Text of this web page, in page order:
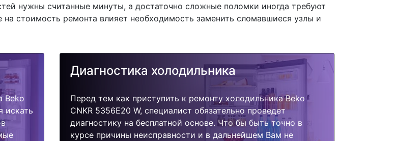
нужны считанные минуты, а достаточно сложные поломки иногда требуют
стоимость ремонта влияет необходимость заменить сломавшиеся узлы и
Beko
искать
Диагностика холодильника
Перед тем как приступить к ремонту холодильника Beko
CNKR 5356E20 W, специалист обязательно проведет
диагностику на бесплатной основе. Что бы быть точно в
курсе причины неисправности и в дальнейшем Вам не